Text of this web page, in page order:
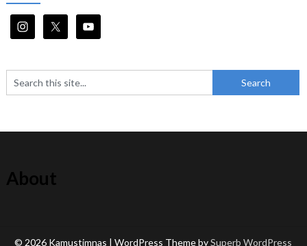
About
© 2026 Kamustimnas | WordPress Theme bySuperb WordPress